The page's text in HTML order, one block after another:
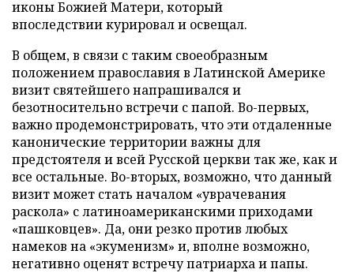
иконы Божией Матери, который
впоследствии курировал и освещал.
В общем, в связи с таким своеобразным
положением православия в Латинской Америке
визит святейшего напрашивался и
безотносительно встречи с папой. Во-первых,
важно продемонстрировать, что эти отдаленные
канонические территории важны для
предстоятеля и всей Русской церкви так же, как и
все остальные. Во-вторых, возможно, что данный
визит может стать началом «уврачевания
раскола» с латиноамериканскими приходами
«пашковцев». Да, они резко против любых
намеков на «экуменизм» и, вполне возможно,
негативно оценят встречу патриарха и папы.